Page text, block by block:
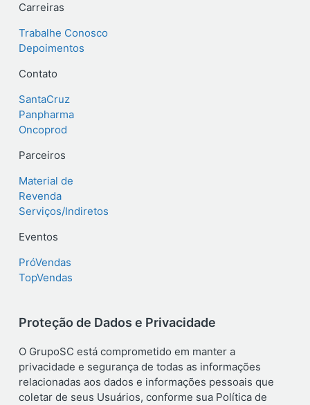
Carreiras
Trabalhe Conosco
Depoimentos
Contato
SantaCruz
Panpharma
Oncoprod
Parceiros
Material de
Revenda
Serviços/Indiretos
Eventos
PróVendas
TopVendas
Proteção de Dados e Privacidade
O GrupoSC está comprometido em manter a
privacidade e segurança de todas as informações
relacionadas aos dados e informações pessoais que
coletar de seus Usuários, conforme sua Política de